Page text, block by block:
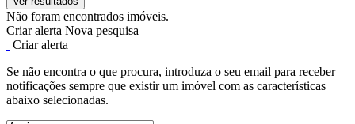
Não foram encontrados imóveis.
Criar alerta Nova pesquisa
Criar alerta
Se não encontra o que procura, introduza o seu email para receber
notificações sempre que existir um imóvel com as características
abaixo selecionadas.